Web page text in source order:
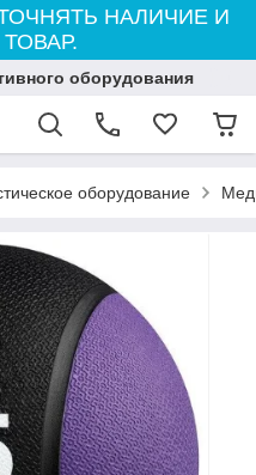
НАЛИЧИЕ И
оборудования
оборудование